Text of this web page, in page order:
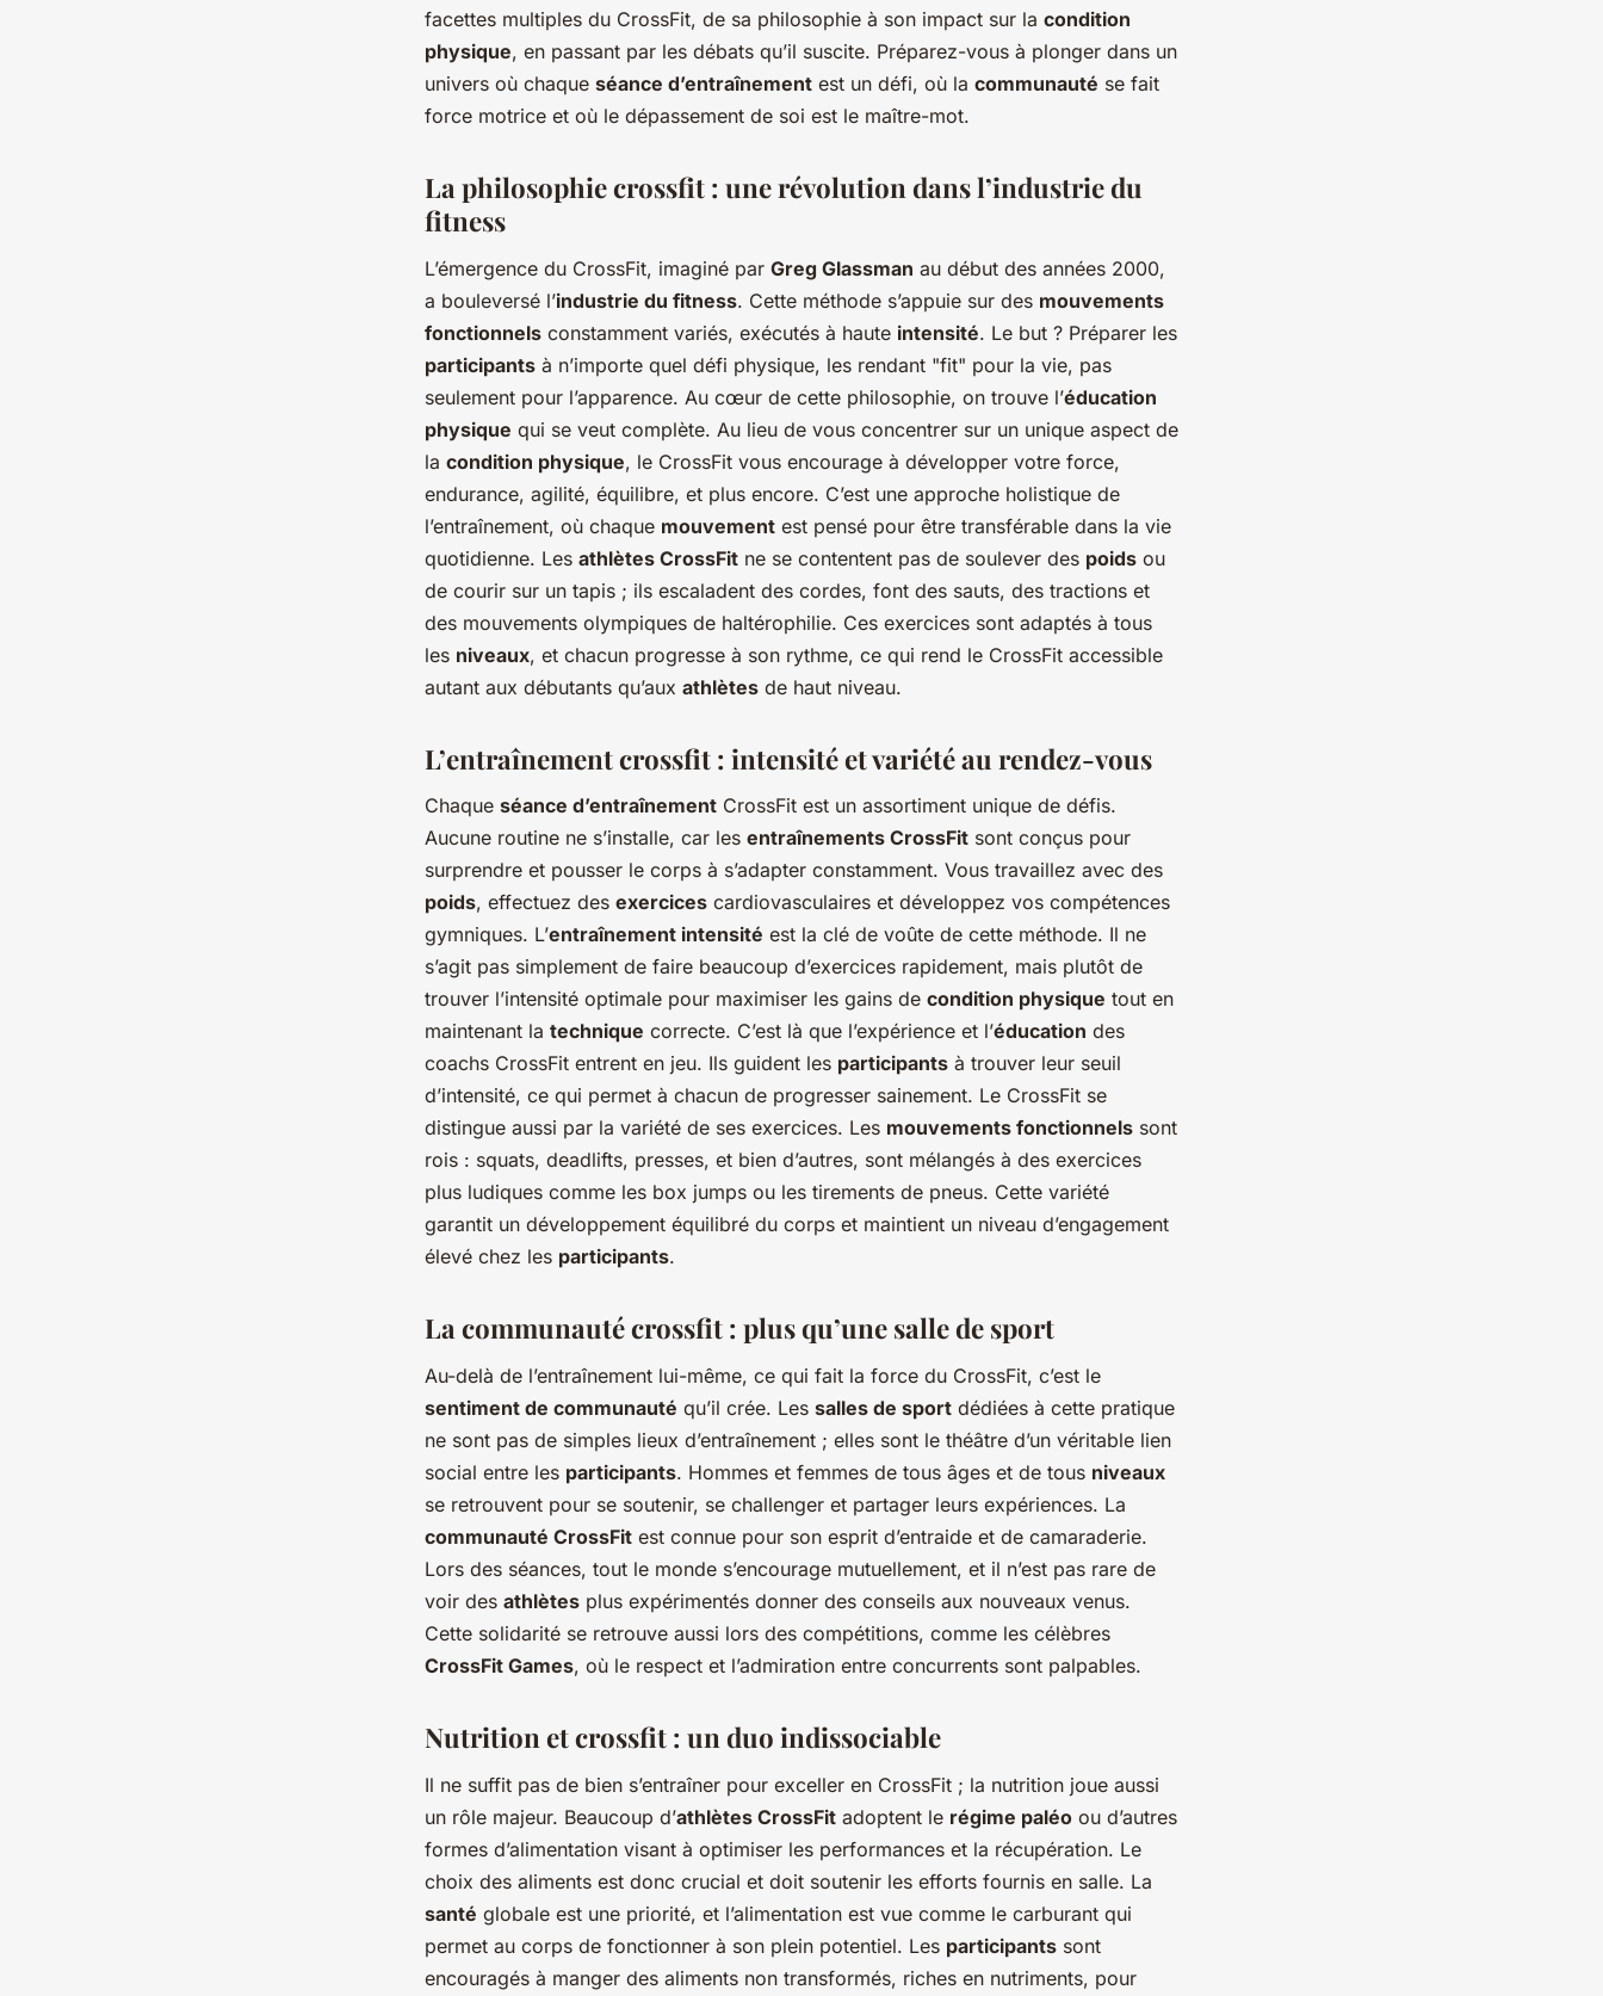
facettes multiples du CrossFit, de sa philosophie à son impact sur la condition
physique, en passant par les débats qu’il suscite. Préparez-vous à plonger dans un
univers où chaque séance d’entraînement est un défi, où la communauté se fait
force motrice et où le dépassement de soi est le maître-mot.
La philosophie crossfit : une révolution dans l’industrie du
fitness
L’émergence du CrossFit, imaginé par Greg Glassman au début des années 2000,
a bouleversé l’industrie du fitness. Cette méthode s’appuie sur des mouvements
fonctionnels constamment variés, exécutés à haute intensité. Le but ? Préparer les
participants à n’importe quel défi physique, les rendant "fit" pour la vie, pas
seulement pour l’apparence. Au cœur de cette philosophie, on trouve l’éducation
physique qui se veut complète. Au lieu de vous concentrer sur un unique aspect de
la condition physique, le CrossFit vous encourage à développer votre force,
endurance, agilité, équilibre, et plus encore. C’est une approche holistique de
l’entraînement, où chaque mouvement est pensé pour être transférable dans la vie
quotidienne. Les athlètes CrossFit ne se contentent pas de soulever des poids ou
de courir sur un tapis ; ils escaladent des cordes, font des sauts, des tractions et
des mouvements olympiques de haltérophilie. Ces exercices sont adaptés à tous
les niveaux, et chacun progresse à son rythme, ce qui rend le CrossFit accessible
autant aux débutants qu’aux athlètes de haut niveau.
L’entraînement crossfit : intensité et variété au rendez-vous
Chaque séance d’entraînement CrossFit est un assortiment unique de défis.
Aucune routine ne s’installe, car les entraînements CrossFit sont conçus pour
surprendre et pousser le corps à s’adapter constamment. Vous travaillez avec des
poids, effectuez des exercices cardiovasculaires et développez vos compétences
gymniques. L’entraînement intensité est la clé de voûte de cette méthode. Il ne
s’agit pas simplement de faire beaucoup d’exercices rapidement, mais plutôt de
trouver l’intensité optimale pour maximiser les gains de condition physique tout en
maintenant la technique correcte. C’est là que l’expérience et l’éducation des
coachs CrossFit entrent en jeu. Ils guident les participants à trouver leur seuil
d’intensité, ce qui permet à chacun de progresser sainement. Le CrossFit se
distingue aussi par la variété de ses exercices. Les mouvements fonctionnels sont
rois : squats, deadlifts, presses, et bien d’autres, sont mélangés à des exercices
plus ludiques comme les box jumps ou les tirements de pneus. Cette variété
garantit un développement équilibré du corps et maintient un niveau d’engagement
élevé chez les participants.
La communauté crossfit : plus qu’une salle de sport
Au-delà de l’entraînement lui-même, ce qui fait la force du CrossFit, c’est le
sentiment de communauté qu’il crée. Les salles de sport dédiées à cette pratique
ne sont pas de simples lieux d’entraînement ; elles sont le théâtre d’un véritable lien
social entre les participants. Hommes et femmes de tous âges et de tous niveaux
se retrouvent pour se soutenir, se challenger et partager leurs expériences. La
communauté CrossFit est connue pour son esprit d’entraide et de camaraderie.
Lors des séances, tout le monde s’encourage mutuellement, et il n’est pas rare de
voir des athlètes plus expérimentés donner des conseils aux nouveaux venus.
Cette solidarité se retrouve aussi lors des compétitions, comme les célèbres
CrossFit Games, où le respect et l’admiration entre concurrents sont palpables.
Nutrition et crossfit : un duo indissociable
Il ne suffit pas de bien s’entraîner pour exceller en CrossFit ; la nutrition joue aussi
un rôle majeur. Beaucoup d’athlètes CrossFit adoptent le régime paléo ou d’autres
formes d’alimentation visant à optimiser les performances et la récupération. Le
choix des aliments est donc crucial et doit soutenir les efforts fournis en salle. La
santé globale est une priorité, et l’alimentation est vue comme le carburant qui
permet au corps de fonctionner à son plein potentiel. Les participants sont
encouragés à manger des aliments non transformés, riches en nutriments, pour